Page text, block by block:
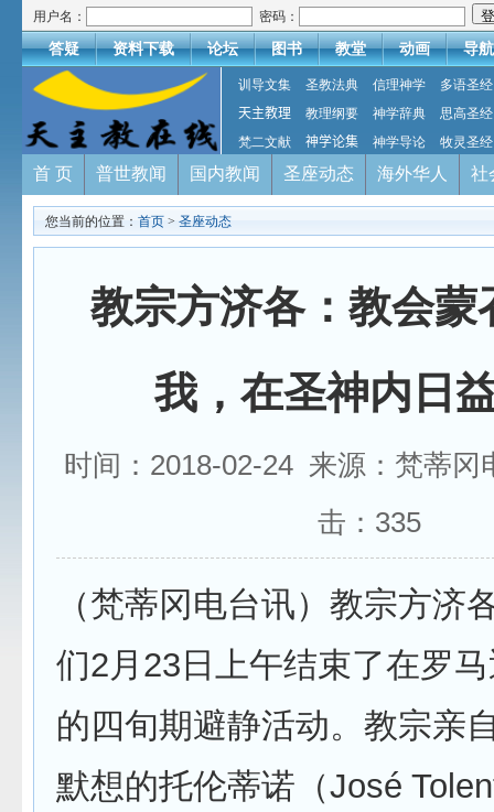
用户名： 密码：
答疑 资料下载 论坛 图书 教堂 动画 导航
训导文集 圣教法典 信理神学
多语圣经
天主教理
教理纲要 神学辞典
思高圣经
梵二文献
神学论集 神学导论 牧灵圣经
首 页 普世教闻 国内教闻 圣座动态 海外华人 社
您当前的位置： 首页 > 圣座动态
教宗方济各：教会蒙
我，在圣神内日
时间：2018-02-24 来源：梵蒂
击： 335
（梵蒂冈电台讯）教宗方济
们2月23日上午结束了在罗
的四旬期避静活动。教宗亲
默想的托伦蒂诺（José